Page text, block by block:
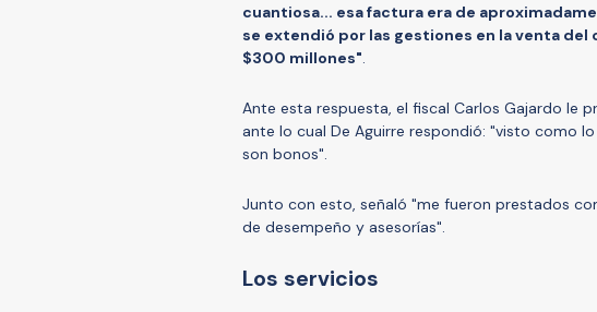
cuantiosa... esa factura era de
se extendió por las gestiones en la venta del
$300 millones".
Ante esta respuesta, el fiscal Carlos Gajardo le
ante lo cual De Aguirre respondió: "visto como
son bonos".
Junto con esto, señaló "me fueron prestados
de desempeño y asesorías".
Los servicios